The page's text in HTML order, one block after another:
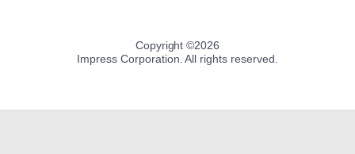
Copyright ©2026
Impress Corporation. All rights reserved.